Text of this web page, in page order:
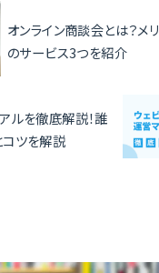
オンライン商談会とは？メ
のサービス3つを紹介
ルを徹底解説！誰
ツを解説